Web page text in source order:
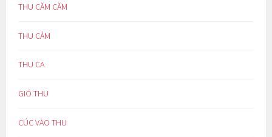
THU CĂM CĂM
THU CẢM
THU CA
GIÓ THU
CÚC VÀO THU